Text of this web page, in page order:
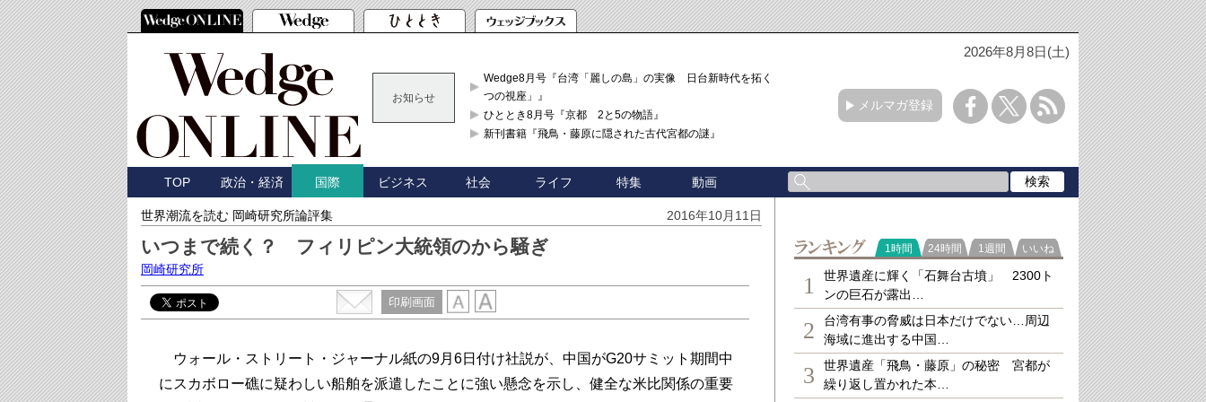
2026年8月8日(土)
お知らせ
Wedge8月号『台湾「麗しの島」の実像 日台新時代を拓く「3
つの視座」』
ひととき8月号『京都 2と5の物語』
新刊書籍『飛鳥・藤原に隠された古代宮都の謎』
メルマガ登録
TOP 政治・経済 国際 ビジネス 社会 ライフ 特集 動画
世界潮流を読む 岡崎研究所論評集 2016年10月11日
いつまで続く？ フィリピン大統領のから騒ぎ
岡崎研究所
印刷画面
ウォール・ストリート・ジャーナル紙の9月6日付け社説が、中国がG20サミット期間中
にスカボロー礁に疑わしい船舶を派遣したことに強い懸念を示し、健全な米比関係の重要
ランキング
1時間 24時間 1週間 いいね
1
世界遺産に輝く「石舞台古墳」 2300ト
ンの巨石が露出…
2
台湾有事の脅威は日本だけでない…周辺
海域に進出する中国…
3
世界遺産「飛鳥・藤原」の秘密 宮都が
繰り返し置かれた本…